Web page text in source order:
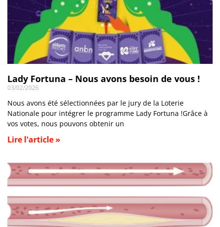
Lady Fortuna – Nous avons besoin de vous !
03/02/2026
Nous avons été sélectionnées par le jury de la Loterie
Nationale pour intégrer le programme Lady Fortuna !Grâce à
vos votes, nous pouvons obtenir un
Lire l'article »